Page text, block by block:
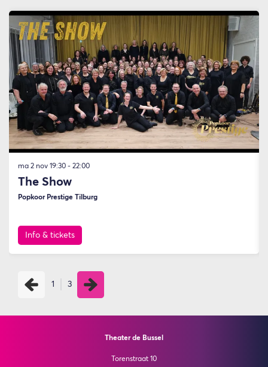
The Show
Popkoor Prestige Tilburg
ma 2 nov 19:30 - 22:00
Info & tickets
1 3
Theater de Bussel
Torenstraat 10